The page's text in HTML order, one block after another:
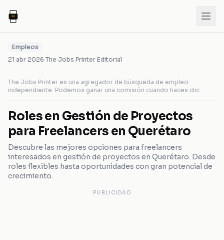
Empleos
21 abr 2026·The Jobs Printer Editorial
The Jobs Printer es una agregador de búsqueda de empleo
independiente. Podemos ganar una comisión cuando haces clic.
Roles en Gestión de Proyectos
para Freelancers en Querétaro
Descubre las mejores opciones para freelancers
interesados en gestión de proyectos en Querétaro. Desde
roles flexibles hasta oportunidades con gran potencial de
crecimiento.
PUBLICIDAD